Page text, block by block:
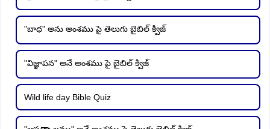
"బాధ" అను అంశము పై తెలుగు బైబిల్ క్విజ్
"విజ్ఞాపన" అనే అంశము పై బైబిల్ క్విజ్
Wild life day Bible Quiz